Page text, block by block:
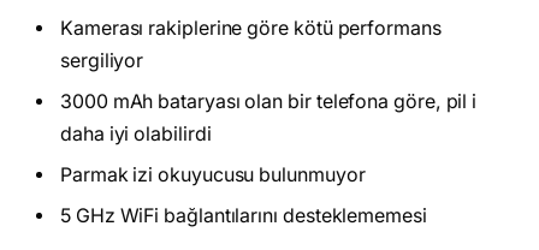
Kamerası rakiplerine göre kötü performans
sergiliyor
3000 mAh bataryası olan bir telefona göre, pil i
daha iyi olabilirdi
Parmak izi okuyucusu bulunmuyor
5 GHz WiFi bağlantılarını desteklememesi